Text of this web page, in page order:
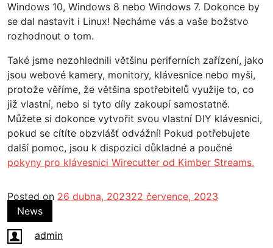
Windows 10, Windows 8 nebo Windows 7. Dokonce by
se dal nastavit i Linux! Necháme vás a vaše božstvo
rozhodnout o tom.
Také jsme nezohlednili většinu periferních zařízení, jako
jsou webové kamery, monitory, klávesnice nebo myši,
protože věříme, že většina spotřebitelů využije to, co
již vlastní, nebo si tyto díly zakoupí samostatně.
Můžete si dokonce vytvořit svou vlastní DIY klávesnici,
pokud se cítíte obzvlášť odvážní! Pokud potřebujete
další pomoc, jsou k dispozici důkladné a poučné
pokyny pro klávesnici Wirecutter od Kimber Streams.
Posted on 26 dubna, 202322 července, 2023
News
admin